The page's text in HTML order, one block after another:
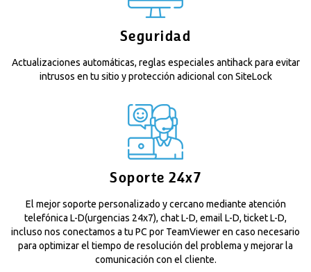
Seguridad
Actualizaciones automáticas, reglas especiales antihack para evitar
intrusos en tu sitio y protección adicional con SiteLock
Soporte 24x7
El mejor soporte personalizado y cercano mediante atención
telefónica L-D(urgencias 24x7), chat L-D, email L-D, ticket L-D,
incluso nos conectamos a tu PC por TeamViewer en caso necesario
para optimizar el tiempo de resolución del problema y mejorar la
comunicación con el cliente.